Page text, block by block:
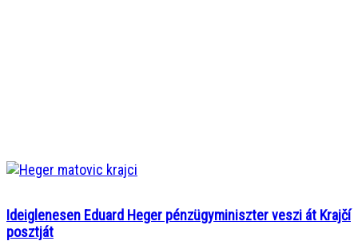
Ideiglenesen Eduard Heger pénzügyminiszter veszi át Krajčí
posztját